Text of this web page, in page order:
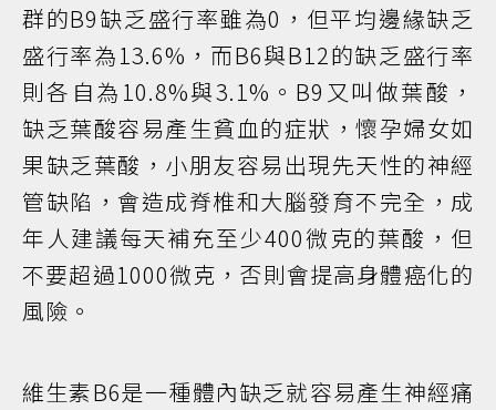
群的B9缺乏盛行率雖為0，但平均邊緣缺乏
盛行率為13.6%，而B6與B12的缺乏盛行率
則各自為10.8%與3.1%。B9又叫做葉酸，
缺乏葉酸容易產生貧血的症狀，懷孕婦女如
果缺乏葉酸，小朋友容易出現先天性的神經
管缺陷，會造成脊椎和大腦發育不完全，成
年人建議每天補充至少400微克的葉酸，但
不要超過1000微克，否則會提高身體癌化的
風險。
維生素B6是一種體內缺乏就容易產生神經痛